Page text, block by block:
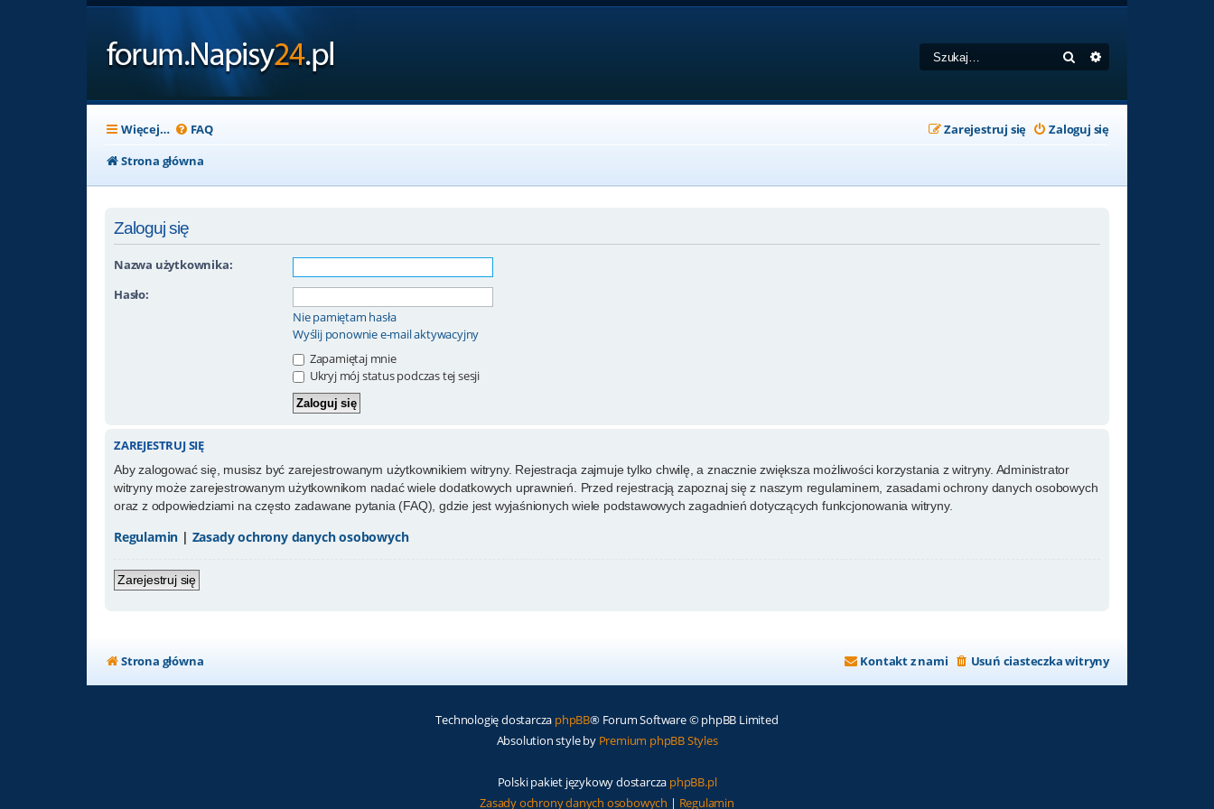
Szukaj
Więcej… FAQ Zaloguj się
Zarejestruj się
Strona główna
Zaloguj się
Nazwa użytkownika:
Hasło:
Nie pamiętam hasła
Wyślij ponownie e-mail aktywacyjny
Zapamiętaj mnie
Ukryj mój status podczas tej sesji
ZAREJESTRUJ SIĘ
Aby zalogować się, musisz być zarejestrowanym użytkownikiem witryny. Rejestracja zajmuje tylko chwilę, a znacznie zwiększa możliwości korzystania z witryny. Administrator
witryny może zarejestrowanym użytkownikom nadać wiele dodatkowych uprawnień. Przed rejestracją zapoznaj się z naszym regulaminem, zasadami ochrony danych osobowych
oraz z odpowiedziami na często zadawane pytania (FAQ), gdzie jest wyjaśnionych wiele podstawowych zagadnień dotyczących funkcjonowania witryny.
Regulamin | Zasady ochrony danych osobowych
Zarejestruj się
Strona główna Usuń ciasteczka witryny
Kontakt z nami
Technologię dostarcza phpBB® Forum Software © phpBB Limited
Absolution style by Premium phpBB Styles
Polski pakiet językowy dostarcza phpBB.pl
Zasady ochrony danych osobowych | Regulamin